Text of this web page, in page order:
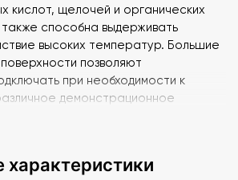
кислот, щелочей и органических
способна выдерживать
высоких температур. Большие
позволяют
при необходимости к
демонстрационное
показывать
:
характеристики